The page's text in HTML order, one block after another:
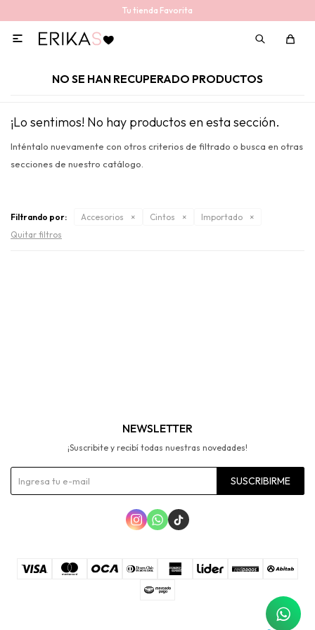
Tu tienda Favorita

NO SE HAN RECUPERADO PRODUCTOS
¡Lo sentimos! No hay productos en esta sección.
Inténtalo nuevamente con otros criterios de filtrado o busca en otras
secciones de nuestro catálogo.
Filtrando por: Accesorios Cintos
Importado
Quitar filtros
NEWSLETTER
¡Suscribite y recibí todas nuestras novedades!
SUSCRIBIRME
  